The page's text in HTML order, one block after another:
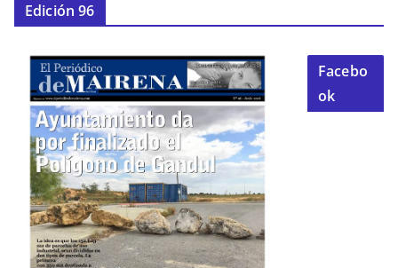
Edición 96
Facebo
ok